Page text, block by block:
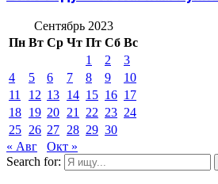
Сентябрь 2023
Пн Вт Ср Чт Пт Сб Вс
1
2
3
4
5 6 7 8 9
10
11
12 13 14 15 16 17
18 19 20 21 22 23 24
25 26 27 28 29 30
« Авг
Окт »
Search for: